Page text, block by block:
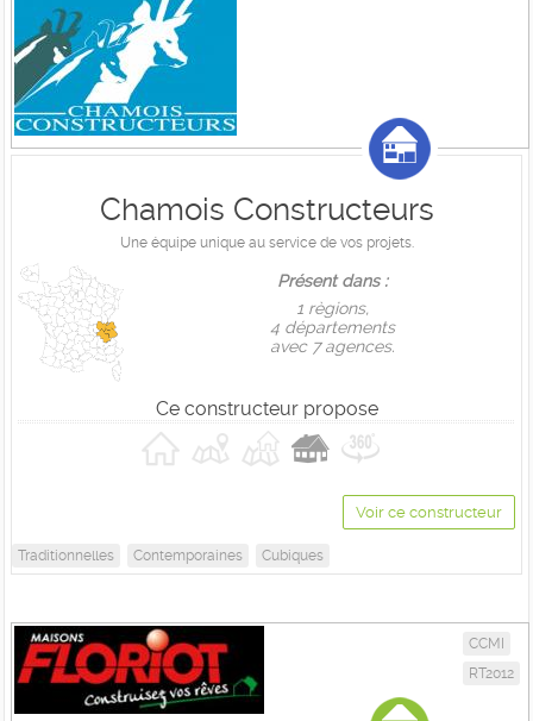
Chamois Constructeurs
Une équipe unique au service de vos projets.
Présent dans :
1 règions,
4 départements
avec 7 agences.
Ce constructeur propose
Voir ce constructeur
Traditionnelles Contemporaines Cubiques
CCMI
RT2012